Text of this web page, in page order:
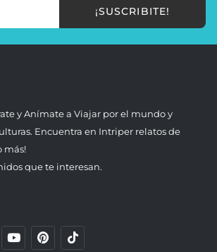
¡SUSCRIBITE!
y Anímate a Viajar por el mundo y
Encuentra en Intriper relatos de
más!
que te interesan.